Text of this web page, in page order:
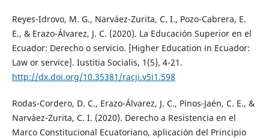
Reyes-Idrovo, M. G., Narváez-Zurita, C. I., Pozo-Cabrera, E.
E., & Erazo-Álvarez, J. C. (2020). La Educación Superior en el
Ecuador: Derecho o servicio. [Higher Education in Ecuador:
Law or service]. Iustitia Socialis, 1(5), 4-21.
http://dx.doi.org/10.35381/racji.v5i1.598
Rodas-Cordero, D. C., Erazo-Álvarez, J. C., Pinos-Jaén, C. E., &
Narváez-Zurita, C. I. (2020). Derecho a Resistencia en el
Marco Constitucional Ecuatoriano, aplicación del Principio